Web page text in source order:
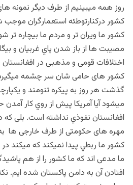
روز همه میبینیم از طرف دیگر نمونه
کشور درکنارتوطئه استعمارگران
کشور ما ویران تر و مردم ما بیچاره تر
مصیبت ها از باز شدن پاي غربيان و
اختلافات قومی و مذهبی در
کشور های حامی شان سر چشمه
گذشت هر روز به پیکره تنومند و
میشود آیا آمريکا پيش از روي کار
افغانستان نفوذي نداشته است. بلی که
مهره های حکومتی از طرف خارجی ها به
کشور ما ربطي پيدا نميکند که میکند در
ما مدعی اند که ما کشور را از هم
افتادن آن به دامن پاکستان شده ایم.